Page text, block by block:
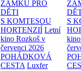
ZÁMKU PRO
DĚTI
S KOMTESOU
HORTENZIÍ Letní
kino Rozkoš v
červenci 2026
POHÁDKOVÁ
CESTA Luxfer
S